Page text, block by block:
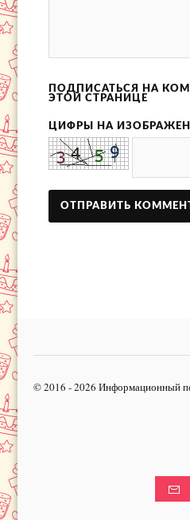
ПОДПИСАТЬСЯ НА
ЭТОЙ СТРАНИЦЕ
ЦИФРЫ НА
© 2016 - 2026 Информационный